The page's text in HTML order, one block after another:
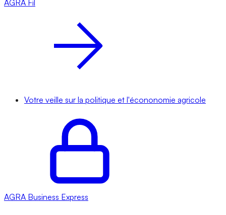
AGRA Fil
Votre veille sur la politique et l'écononomie agricole
AGRA Business Express